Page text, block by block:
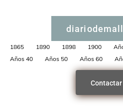
1865 1890 1898 1900
Años 40
Años 50 Años 60
Contactar